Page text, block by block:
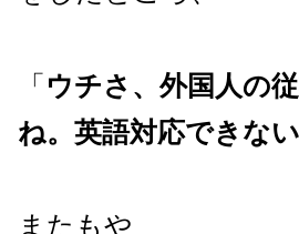
「 ウチさ、外国人の
ね。英語対応できな
またもや